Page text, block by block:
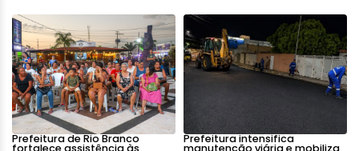
Prefeitura de Rio Branco
fortalece assistência às
Prefeitura intensifica
manutenção viária e mobiliza